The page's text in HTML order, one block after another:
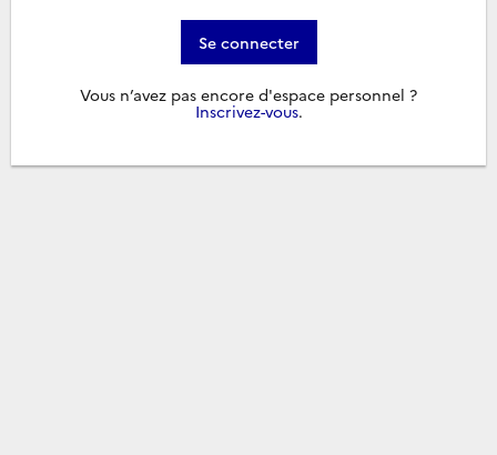
Se connecter
Vous n’avez pas encore d'espace personnel ?
Inscrivez-vous.